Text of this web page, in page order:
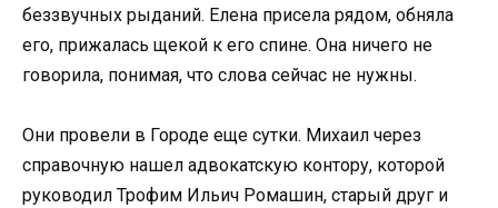
беззвучных рыданий. Елена присела рядом, обняла
его, прижалась щекой к его спине. Она ничего не
говорила, понимая, что слова сейчас не нужны.
Они провели в Городе еще сутки. Михаил через
справочную нашел адвокатскую контору, которой
руководил Трофим Ильич Ромашин, старый друг и